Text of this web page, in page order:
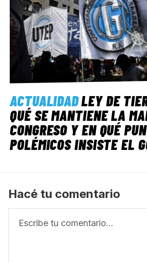
ACTUALIDADLEY DE
QUÉ SE MANTIENE LA
CONGRESO Y EN QUÉ
POLÉMICOS INSISTE EL
Hacé tu comentario